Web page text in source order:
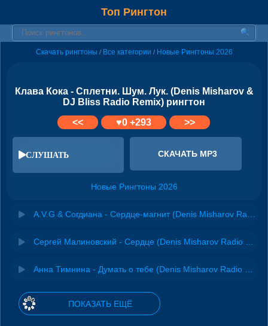
Топ Рингтон
Скачать рингтоны / Все категории / Новые Рингтоны 2026
Клава Кока - Сплетни. Шум. Лук. (Denis Misharov &
DJ Bliss Radio Remix) рингтон
<<
♥0+293 >>
СЛУШАТЬ СКАЧАТЬ MP3
Новые Рингтоны 2026
ПОКАЗАТЬ ЕЩЁ